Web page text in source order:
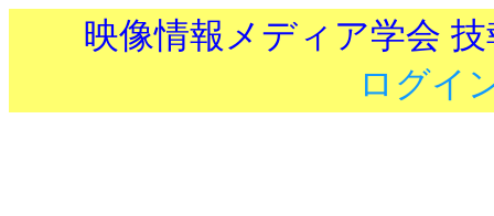
映像情報メディア学会
ログイ